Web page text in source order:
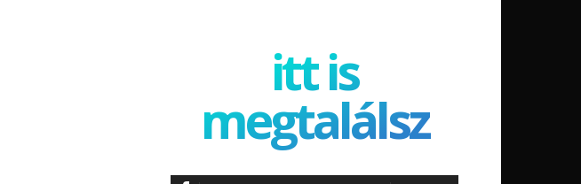
itt is
megtalálsz